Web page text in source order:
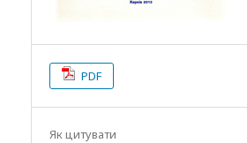
PDF
Як цитувати